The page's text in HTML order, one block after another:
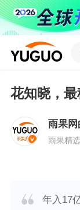
花知晓，
雨果网
们
雨果精选
年入17